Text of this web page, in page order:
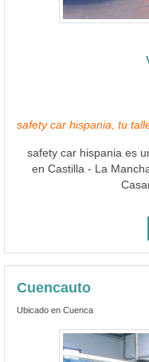
safety car hispania, tu
safety car hispania es
en Castilla - La
Cuencauto
Ubicado en Cuenca